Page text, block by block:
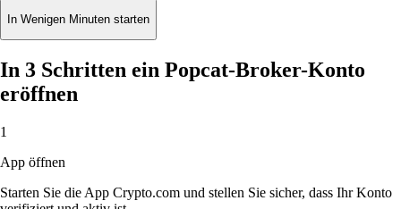
In Wenigen Minuten starten
In 3 Schritten ein Popcat-Broker-Konto
eröffnen
1
App öffnen
Starten Sie die App Crypto.com und stellen Sie sicher, dass Ihr Konto